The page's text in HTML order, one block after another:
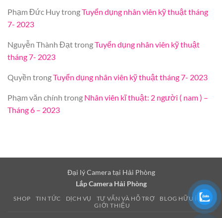
Phạm Đức HuytrongTuyển dụng nhân viên kỹ thuật tháng
7- 2023
Nguyễn Thành ĐạttrongTuyển dụng nhân viên kỹ thuật
tháng 7- 2023
Quyền trongTuyển dụng nhân viên kỹ thuật tháng 7- 2023
Phạm văn chính trong Nhân viên kĩ thuật: 2 người ( nam ) –
Tháng 6 – 2023
Đại lý Camera tại Hải Phòng
Lắp Camera Hải Phòng
SHOP TIN TỨC DỊCH VỤ TƯ VẤN VÀ HỖ TRỢ
BLOG HỮU ÍCH
GIỚI THIỆU